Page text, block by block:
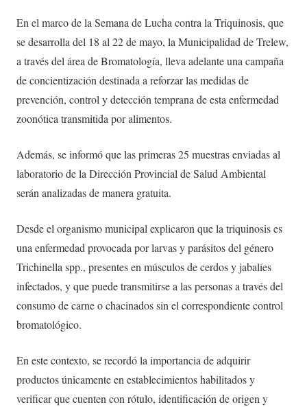
En el marco de la Semana de Lucha contra la Triquinosis, que
se desarrolla del 18 al 22 de mayo, la Municipalidad de Trelew,
a través del área de Bromatología, lleva adelante una campaña
de concientización destinada a reforzar las medidas de
prevención, control y detección temprana de esta enfermedad
zoonótica transmitida por alimentos.
Además, se informó que las primeras 25 muestras enviadas al
laboratorio de la Dirección Provincial de Salud Ambiental
serán analizadas de manera gratuita.
Desde el organismo municipal explicaron que la triquinosis es
una enfermedad provocada por larvas y parásitos del género
Trichinella spp., presentes en músculos de cerdos y jabalíes
infectados, y que puede transmitirse a las personas a través del
consumo de carne o chacinados sin el correspondiente control
bromatológico.
En este contexto, se recordó la importancia de adquirir
productos únicamente en establecimientos habilitados y
verificar que cuenten con rótulo, identificación de origen y